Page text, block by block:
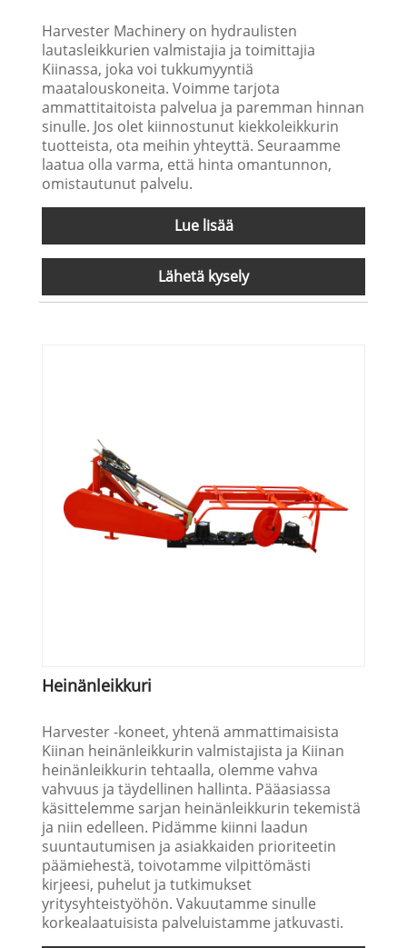
Harvester Machinery on hydraulisten
lautasleikkurien valmistajia ja toimittajia
Kiinassa, joka voi tukkumyyntiä
maatalouskoneita. Voimme tarjota
ammattitaitoista palvelua ja paremman hinnan
sinulle. Jos olet kiinnostunut kiekkoleikkurin
tuotteista, ota meihin yhteyttä. Seuraamme
laatua olla varma, että hinta omantunnon,
omistautunut palvelu.
Lue lisää
Lähetä kysely
Heinänleikkuri
Harvester -koneet, yhtenä ammattimaisista
Kiinan heinänleikkurin valmistajista ja Kiinan
heinänleikkurin tehtaalla, olemme vahva
vahvuus ja täydellinen hallinta. Pääasiassa
käsittelemme sarjan heinänleikkurin tekemistä
ja niin edelleen. Pidämme kiinni laadun
suuntautumisen ja asiakkaiden prioriteetin
päämiehestä, toivotamme vilpittömästi
kirjeesi, puhelut ja tutkimukset
yritysyhteistyöhön. Vakuutamme sinulle
korkealaatuisista palveluistamme jatkuvasti.